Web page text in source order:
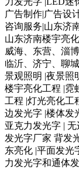
广告制作|广告设
咨询服务|山东济
山东济南楼宇亮
威海、东营、淄
临沂、济宁、聊
景观照明 |夜景照
楼宇亮化工程 |霓
工程 |灯光亮化工
边发光字 |楼体发
亚克力发光字 |
发光字厂家 背发
东亮化 |平面发光
力发光字和通体